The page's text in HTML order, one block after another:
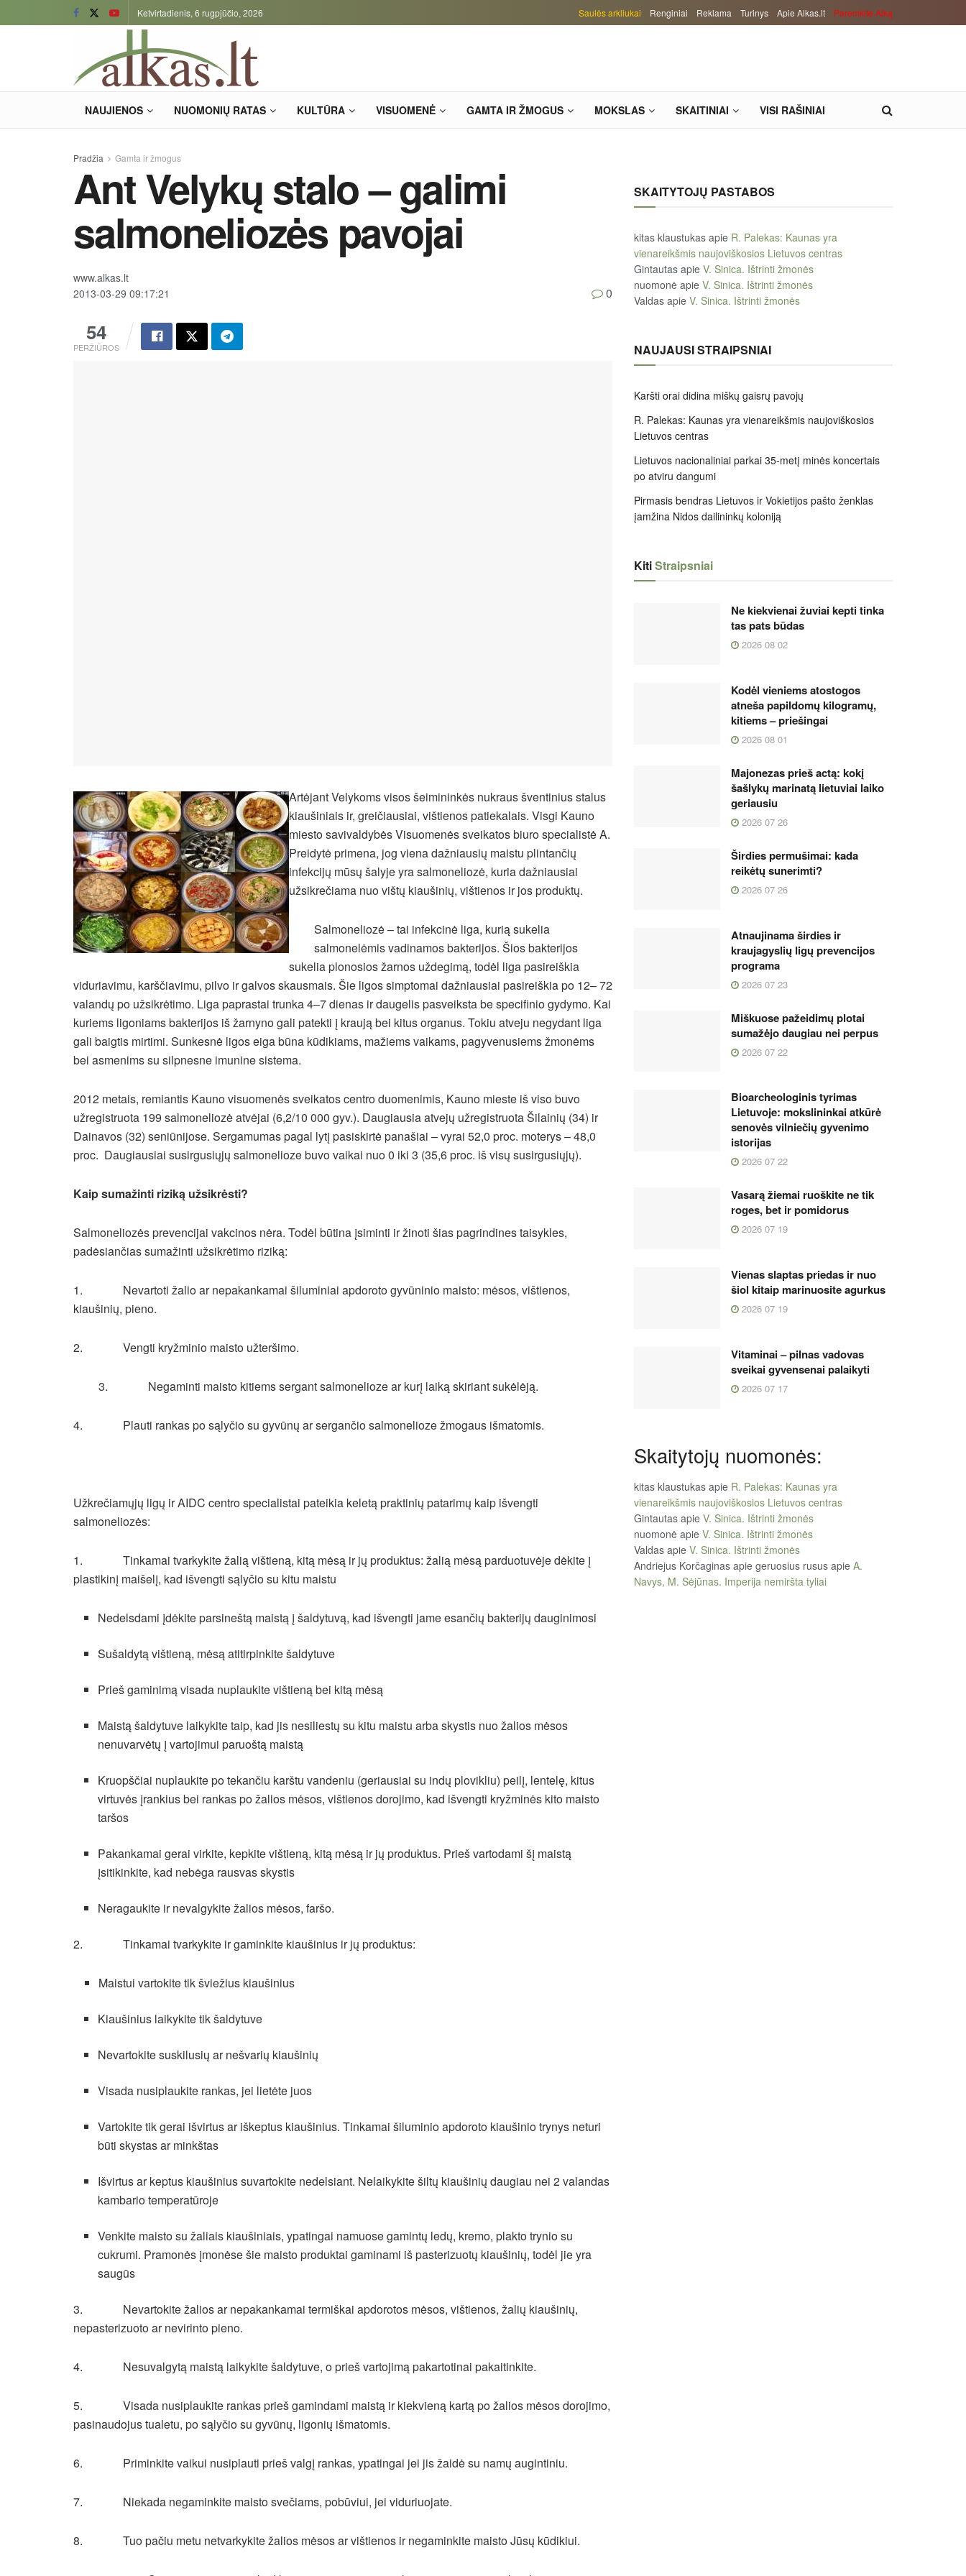
Ketvirtadienis, 6 rugpjūčio, 2026 Saulės arkliukai Renginiai Reklama Turinys Apie Alkas.lt Paremkite Alką
NAUJIENOS NUOMONIŲ RATAS KULTŪRA VISUOMENĖ GAMTA IR ŽMOGUS MOKSLAS SKAITINIAI VISI RAŠINIAI
Pradžia Gamta ir žmogus
Ant Velykų stalo – galimi
salmoneliozės pavojai
www.alkas.lt
2013-03-29 09:17:21
54
PERŽIŪROS
0
Artėjant Velykoms visos šeimininkės nukraus šventinius stalus
kiaušiniais ir, greičiausiai, vištienos patiekalais. Visgi Kauno
miesto savivaldybės Visuomenės sveikatos biuro specialistė A.
Preidytė primena, jog viena dažniausių maistu plintančių
infekcijų mūsų šalyje yra salmoneliozė, kuria dažniausiai
užsikrečiama nuo vištų kiaušinių, vištienos ir jos produktų.
Salmoneliozė – tai infekcinė liga, kurią sukelia
salmonelėmis vadinamos bakterijos. Šios bakterijos
sukelia plonosios žarnos uždegimą, todėl liga pasireiškia
viduriavimu, karščiavimu, pilvo ir galvos skausmais. Šie ligos simptomai dažniausiai pasireiškia po 12– 72
valandų po užsikrėtimo. Liga paprastai trunka 4–7 dienas ir daugelis pasveiksta be specifinio gydymo. Kai
kuriems ligoniams bakterijos iš žarnyno gali patekti į kraują bei kitus organus. Tokiu atveju negydant liga
gali baigtis mirtimi. Sunkesnė ligos eiga būna kūdikiams, mažiems vaikams, pagyvenusiems žmonėms
bei asmenims su silpnesne imunine sistema.
2012 metais, remiantis Kauno visuomenės sveikatos centro duomenimis, Kauno mieste iš viso buvo
užregistruota 199 salmoneliozė atvėjai (6,2/10 000 gyv.). Daugiausia atvejų užregistruota Šilainių (34) ir
Dainavos (32) seniūnijose. Sergamumas pagal lytį pasiskirtė panašiai – vyrai 52,0 proc. moterys – 48,0
proc. Daugiausiai susirgusiųjų salmonelioze buvo vaikai nuo 0 iki 3 (35,6 proc. iš visų susirgusiųjų).
Kaip sumažinti riziką užsikrėsti?
Salmoneliozės prevencijai vakcinos nėra. Todėl būtina įsiminti ir žinoti šias pagrindines taisykles,
padėsiančias sumažinti užsikrėtimo riziką:
1. Nevartoti žalio ar nepakankamai šiluminiai apdoroto gyvūninio maisto: mėsos, vištienos,
kiaušinių, pieno.
2. Vengti kryžminio maisto užteršimo.
3. Negaminti maisto kitiems sergant salmonelioze ar kurį laiką skiriant sukėlėją.
4. Plauti rankas po sąlyčio su gyvūnų ar sergančio salmonelioze žmogaus išmatomis.
Užkrečiamųjų ligų ir AIDC centro specialistai pateikia keletą praktinių patarimų kaip išvengti
salmoneliozės:
1. Tinkamai tvarkykite žalią vištieną, kitą mėsą ir jų produktus: žalią mėsą parduotuvėje dėkite į
plastikinį maišelį, kad išvengti sąlyčio su kitu maistu
Nedelsdami įdėkite parsineštą maistą į šaldytuvą, kad išvengti jame esančių bakterijų dauginimosi
Sušaldytą vištieną, mėsą atitirpinkite šaldytuve
Prieš gaminimą visada nuplaukite vištieną bei kitą mėsą
Maistą šaldytuve laikykite taip, kad jis nesiliestų su kitu maistu arba skystis nuo žalios mėsos
nenuvarvėtų į vartojimui paruoštą maistą
Kruopščiai nuplaukite po tekančiu karštu vandeniu (geriausiai su indų plovikliu) peilį, lentelę, kitus
virtuvės įrankius bei rankas po žalios mėsos, vištienos dorojimo, kad išvengti kryžminės kito maisto
taršos
Pakankamai gerai virkite, kepkite vištieną, kitą mėsą ir jų produktus. Prieš vartodami šį maistą
įsitikinkite, kad nebėga rausvas skystis
Neragaukite ir nevalgykite žalios mėsos, faršo.
2. Tinkamai tvarkykite ir gaminkite kiaušinius ir jų produktus:
Maistui vartokite tik šviežius kiaušinius
Kiaušinius laikykite tik šaldytuve
Nevartokite suskilusių ar nešvarių kiaušinių
Visada nusiplaukite rankas, jei lietėte juos
Vartokite tik gerai išvirtus ar iškeptus kiaušinius. Tinkamai šiluminio apdoroto kiaušinio trynys neturi
būti skystas ar minkštas
Išvirtus ar keptus kiaušinius suvartokite nedelsiant. Nelaikykite šiltų kiaušinių daugiau nei 2 valandas
kambario temperatūroje
Venkite maisto su žaliais kiaušiniais, ypatingai namuose gamintų ledų, kremo, plakto trynio su
cukrumi. Pramonės įmonėse šie maisto produktai gaminami iš pasterizuotų kiaušinių, todėl jie yra
saugūs
3. Nevartokite žalios ar nepakankamai termiškai apdorotos mėsos, vištienos, žalių kiaušinių,
nepasterizuoto ar nevirinto pieno.
4. Nesuvalgytą maistą laikykite šaldytuve, o prieš vartojimą pakartotinai pakaitinkite.
5. Visada nusiplaukite rankas prieš gamindami maistą ir kiekvieną kartą po žalios mėsos dorojimo,
pasinaudojus tualetu, po sąlyčio su gyvūnų, ligonių išmatomis.
6. Priminkite vaikui nusiplauti prieš valgį rankas, ypatingai jei jis žaidė su namų augintiniu.
7. Niekada negaminkite maisto svečiams, pobūviui, jei viduriuojate.
8. Tuo pačiu metu netvarkykite žalios mėsos ar vištienos ir negaminkite maisto Jūsų kūdikiui.
SKAITYTOJŲ PASTABOS
kitas klaustukas apie R. Palekas: Kaunas yra
vienareikšmis naujoviškosios Lietuvos centras
Gintautas apie V. Sinica. Ištrinti žmonės
nuomonė apie V. Sinica. Ištrinti žmonės
Valdas apie V. Sinica. Ištrinti žmonės
NAUJAUSI STRAIPSNIAI
Karšti orai didina miškų gaisrų pavojų
R. Palekas: Kaunas yra vienareikšmis naujoviškosios
Lietuvos centras
Lietuvos nacionaliniai parkai 35-metį minės koncertais
po atviru dangumi
Pirmasis bendras Lietuvos ir Vokietijos pašto ženklas
įamžina Nidos dailininkų koloniją
KitiStraipsniai
Ne kiekvienai žuviai kepti tinka
tas pats būdas
2026 08 02
Kodėl vieniems atostogos
atneša papildomų kilogramų,
kitiems – priešingai
2026 08 01
Majonezas prieš actą: kokį
šašlykų marinatą lietuviai laiko
geriausiu
2026 07 26
Širdies permušimai: kada
reikėtų sunerimti?
2026 07 26
Atnaujinama širdies ir
kraujagyslių ligų prevencijos
programa
2026 07 23
Miškuose pažeidimų plotai
sumažėjo daugiau nei perpus
2026 07 22
Bioarcheologinis tyrimas
Lietuvoje: mokslininkai atkūrė
senovės vilniečių gyvenimo
istorijas
2026 07 22
Vasarą žiemai ruoškite ne tik
roges, bet ir pomidorus
2026 07 19
Vienas slaptas priedas ir nuo
šiol kitaip marinuosite agurkus
2026 07 19
Vitaminai – pilnas vadovas
sveikai gyvensenai palaikyti
2026 07 17
Skaitytojų nuomonės:
kitas klaustukas apie R. Palekas: Kaunas yra
vienareikšmis naujoviškosios Lietuvos centras
Gintautas apie V. Sinica. Ištrinti žmonės
nuomonė apie V. Sinica. Ištrinti žmonės
Valdas apie V. Sinica. Ištrinti žmonės
Andriejus Korčaginas apie geruosius rusus apie A.
Navys, M. Sėjūnas. Imperija nemiršta tyliai